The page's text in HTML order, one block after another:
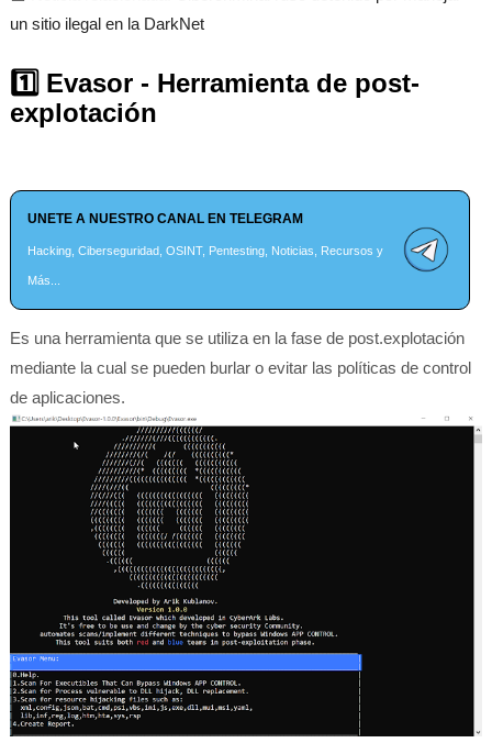
un sitio ilegal en la DarkNet
1️⃣ Evasor - Herramienta de post-
explotación
UNETE A NUESTRO CANAL EN TELEGRAM
Hacking, Ciberseguridad, OSINT, Pentesting, Noticias, Recursos y
Más...
Es una herramienta que se utiliza en la fase de post.explotación
mediante la cual se pueden burlar o evitar las políticas de control
de aplicaciones.